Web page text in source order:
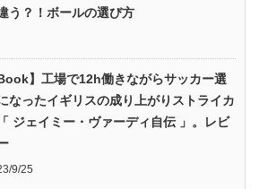
う？！ボールの選び方
Book】工場で12h働きながらサッカー選
なったイギリスの成り上がりストライカ
ジェイミー・ヴァーディ自伝 」。レビ
9/25